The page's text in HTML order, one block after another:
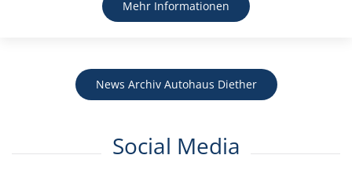
Mehr Informationen
News Archiv Autohaus Diether
Social Media